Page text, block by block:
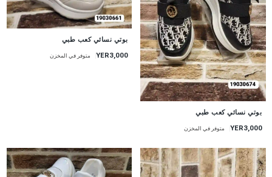
بوتي نسائي كعب طبي
YER3,000 متوفر في المخزن
بوتي نسائي كعب طبي
YER3,000 متوفر في المخزن